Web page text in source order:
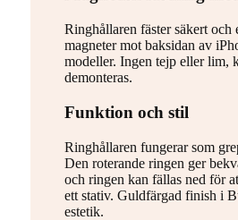
Ringhållaren fäster säkert och
magneter mot baksidan av
modeller. Ingen tejp eller lim,
demonteras.
Funktion och stil
Ringhållaren fungerar som
Den roterande ringen ger
och ringen kan fällas ned för
ett stativ. Guldfärgad finish i
estetik.